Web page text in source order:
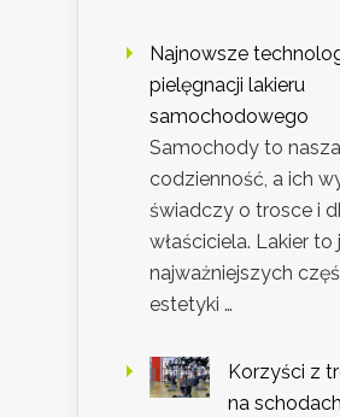
Najnowsze
pielęgnacji lakieru
samochodowego
Samochody to nasza
codzienność, a ich
świadczy o trosce i
właściciela. Lakier to
najważniejszych
estetyki …
Korzyści z
na schodach